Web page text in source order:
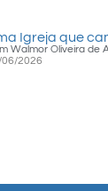
Igreja que
Walmor Oliveira de
06/2026